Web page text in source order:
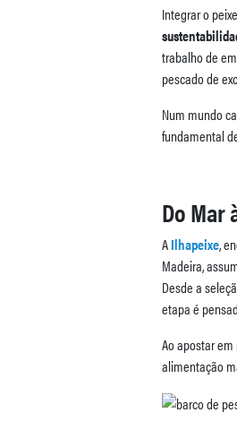
Integrar o
trabalho de
pescado de
Num mundo
fundamental
Do Mar
AIlhapeixe,
Madeira,
Desde a
etapa é
Ao apostar
alimentação